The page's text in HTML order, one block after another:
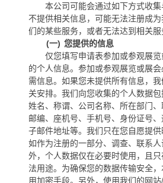
本公司可能会通过如下方式收
不提供相关信息，可能无法注册成
们的某些服务，或者无法达到相关服
(一) 您提供的信息
仅您填写申请表参加或参观展
的个人信息。参加或参观展览或展
需信息。如果您未提供所有信息，
关安排。我们向您收集的个人数据包
姓名、称谓、公司名称、所在部门、
邮编、座机号、手机号、身份证号
子邮件地址等。我们只在您自愿提供
如作为注册的一部分、调查、联系
外，个人数据仅在必要时使用，且
法用途。为确保您的数据传输安全
用加密手段。另外，使用我们的网站/